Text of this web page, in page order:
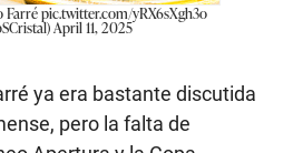
Farrépic.twitter.com/yRX6sXgh3o
April 11, 2025
ya era bastante discutida
pero la falta de